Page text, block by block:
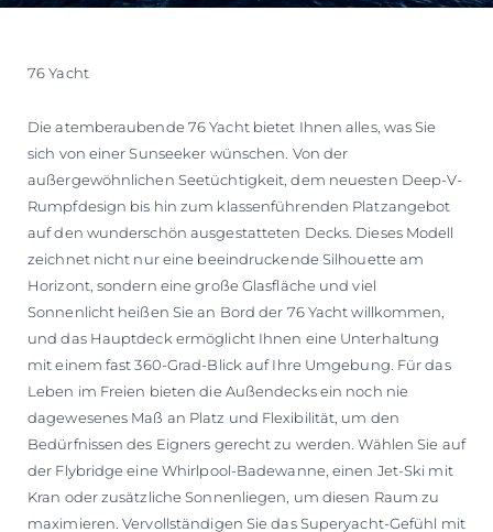
76 Yacht
Die atemberaubende 76 Yacht bietet Ihnen alles, was Sie
sich von einer Sunseeker wünschen. Von der
außergewöhnlichen Seetüchtigkeit, dem neuesten Deep-V-
Rumpfdesign bis hin zum klassenführenden Platzangebot
auf den wunderschön ausgestatteten Decks. Dieses Modell
zeichnet nicht nur eine beeindruckende Silhouette am
Horizont, sondern eine große Glasfläche und viel
Sonnenlicht heißen Sie an Bord der 76 Yacht willkommen,
und das Hauptdeck ermöglicht Ihnen eine Unterhaltung
mit einem fast 360-Grad-Blick auf Ihre Umgebung. Für das
Leben im Freien bieten die Außendecks ein noch nie
dagewesenes Maß an Platz und Flexibilität, um den
Bedürfnissen des Eigners gerecht zu werden. Wählen Sie auf
der Flybridge eine Whirlpool-Badewanne, einen Jet-Ski mit
Kran oder zusätzliche Sonnenliegen, um diesen Raum zu
maximieren. Vervollständigen Sie das Superyacht-Gefühl mit